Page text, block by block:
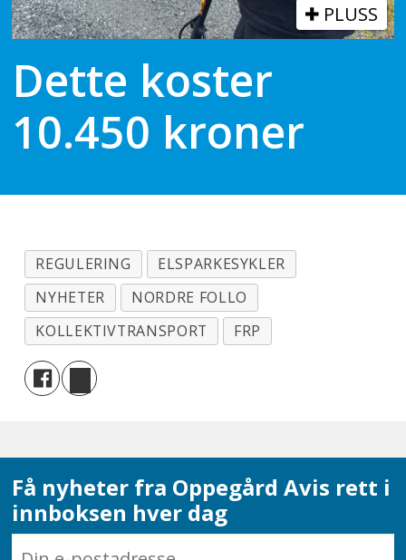
PLUSS
Dette koster
10.450 kroner
REGULERING
ELSPARKESYKLER
NYHETER
NORDRE FOLLO
KOLLEKTIVTRANSPORT
FRP
Få nyheter fra Oppegård Avis rett i
innboksen hver dag